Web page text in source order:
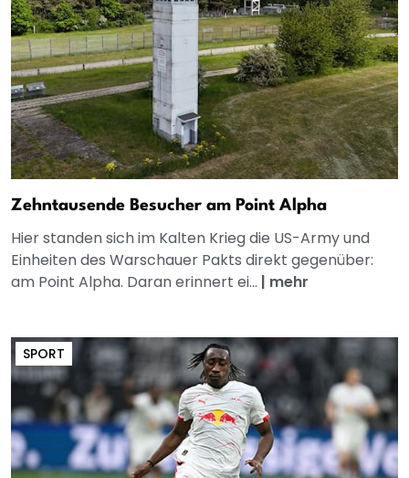
Zehntausende Besucher am Point Alpha
Hier standen sich im Kalten Krieg die US-Army und
Einheiten des Warschauer Pakts direkt gegenüber:
am Point Alpha. Daran erinnert ei... | mehr
SPORT